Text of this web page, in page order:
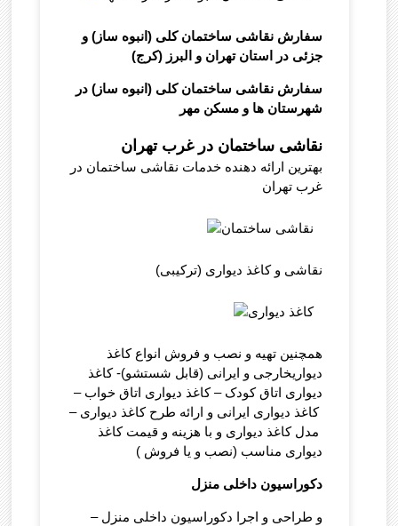
سفارش نقاشی ساختمان کلی (انبوه ساز) و
جزئی در استان تهران و البرز (کرج)
سفارش نقاشی ساختمان کلی (انبوه ساز) در
شهرستان ها و مسکن مهر
نقاشی ساختمان در غرب تهران
بهترین ارائه دهنده خدمات نقاشی ساختمان در
غرب تهران
نقاشی و کاغذ دیواری (ترکیبی)
همچنین تهیه و نصب و فروش انواع کاغذ
دیواریخارجی و ایرانی (قابل شستشو)- کاغذ
دیواری اتاق کودک – کاغذ دیواری اتاق خواب –
کاغذ دیواری ایرانی و ارائه طرح کاغذ دیواری –
مدل کاغذ دیواری و با هزینه و قیمت کاغذ
دیواری مناسب (نصب و یا فروش )
دکوراسیون داخلی منزل
و طراحی و اجرا دکوراسیون داخلی منزل –